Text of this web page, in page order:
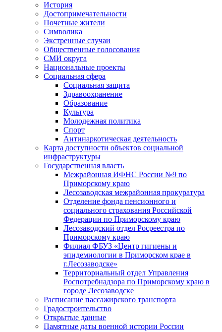
История
Достопримечательности
Почетные жители
Символика
Экстренные случаи
Общественные голосования
СМИ округа
Национальные проекты
Социальная сфера
Социальная защита
Здравоохранение
Образование
Культура
Молодежная политика
Спорт
Антинаркотическая деятельность
Карта доступности объектов социальной
инфраструктуры
Государственная власть
Межрайонная ИФНС России №9 по
Приморскому краю
Лесозаводская межрайонная прокуратура
Отделение фонда пенсионного и
социального страхования Российской
Федерации по Приморскому краю
Лесозаводский отдел Росреестра по
Приморскому краю
Филиал ФБУЗ «Центр гигиены и
эпидемиологии в Приморском крае в
г.Лесозаводске»
Территориальный отдел Управления
Роспотребнадзора по Приморскому краю в
городе Лесозаводске
Расписание пассажирского транспорта
Градостроительство
Открытые данные
Памятные даты военной истории России